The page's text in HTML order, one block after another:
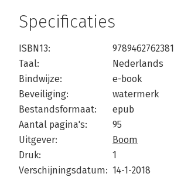
Specificaties
ISBN13:
9789462762381
Taal:
Nederlands
Bindwijze:
e-book
Beveiliging:
watermerk
Bestandsformaat:
epub
Aantal pagina's:
95
Uitgever:
Boom
Druk:
1
Verschijningsdatum: 14-1-2018